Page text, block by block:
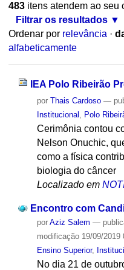
483itens atendem ao seu
Filtrar os resultados
Ordenar por relevância ·
alfabeticamente
IEA Polo Ribeirão
por Thais Cardoso —
Institucional
Polo
Cerimônia contou
Nelson Onuchic,
como a física
biologia do câncer
Localizado em
Encontro com
por Aziz Salem —
modificação19/09/2019
Ensino Superior,
No dia 21 de